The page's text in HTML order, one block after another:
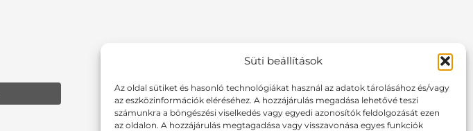
Süti beállítások
Az oldal sütiket és hasonló technológiákat használ az adatok tárolásához és/vagy
az eszközinformációk eléréséhez. A hozzájárulás megadása lehetővé teszi
számunkra a böngészési viselkedés vagy egyedi azonosítók feldolgozását ezen
az oldalon. A hozzájárulás megtagadása vagy visszavonása egyes funkciók
c
e
b
s
t
a
P
n
t
e